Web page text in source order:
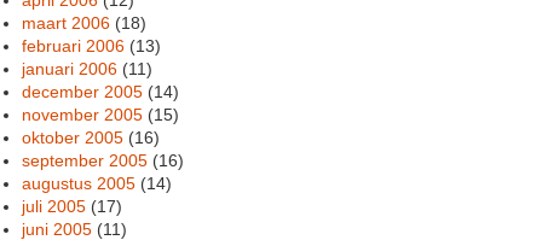
maart 2006 (18)
februari 2006 (13)
januari 2006 (11)
december 2005 (14)
november 2005 (15)
oktober 2005 (16)
september 2005 (16)
augustus 2005 (14)
juli 2005 (17)
juni 2005 (11)